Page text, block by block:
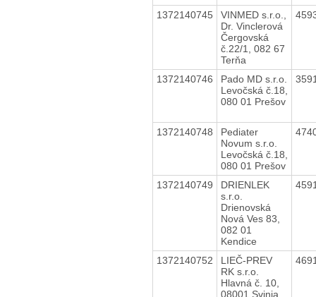
1372140745
VINMED s.r.o.,
Dr. Vinclerová
Čergovská
č.22/1, 082 67
Terňa
1372140746
Pado MD s.r.o.
Levočská č.18,
080 01 Prešov
1372140748
Pediater
Novum s.r.o.
Levočská č.18,
080 01 Prešov
1372140749
DRIENLEK
s.r.o.
Drienovská
Nová Ves 83,
082 01
Kendice
1372140752
LIEČ-PREV
RK s.r.o.
Hlavná č. 10,
08001 Svinia